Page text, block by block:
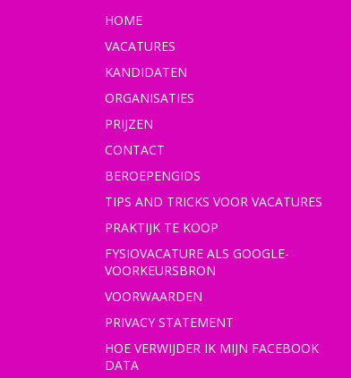
HOME
VACATURES
KANDIDATEN
ORGANISATIES
PRIJZEN
CONTACT
BEROEPENGIDS
TIPS AND TRICKS VOOR VACATURES
PRAKTIJK TE KOOP
FYSIOVACATURE ALS GOOGLE-
VOORKEURSBRON
VOORWAARDEN
PRIVACY STATEMENT
HOE VERWIJDER IK MIJN FACEBOOK
DATA